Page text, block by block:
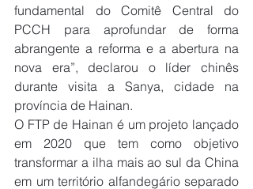
fundamental do Comitê Central do
PCCH para aprofundar de forma
abrangente a reforma e a abertura na
nova era”, declarou o líder chinês
durante visita a Sanya, cidade na
província de Hainan.
O FTP de Hainan é um projeto lançado
em 2020 que tem como objetivo
transformar a ilha mais ao sul da China
em um território alfandegário separado